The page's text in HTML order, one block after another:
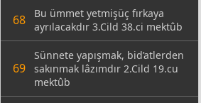
68
Bu ümmet yetmişüç fırkaya
ayrılacakdır 3.Cild 38.ci mektûb
69
Sünnete yapışmak, bid’atlerden
sakınmak lâzımdır 2.Cild 19.cu
mektûb